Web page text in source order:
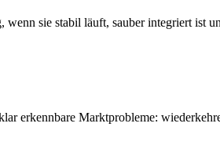
wenn sie stabil läuft, sauber integriert ist
erkennbare Marktprobleme: